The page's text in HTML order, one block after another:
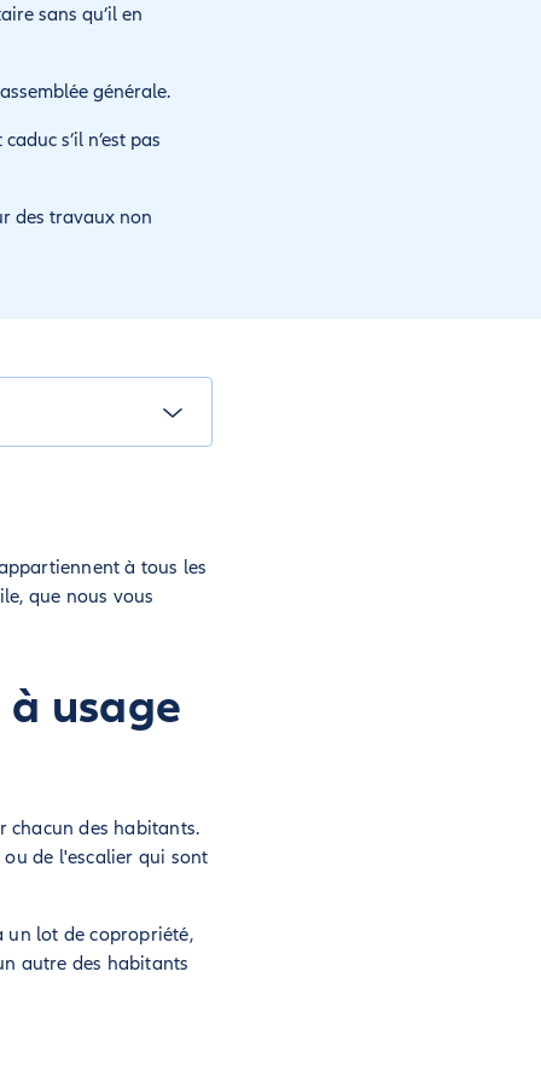
sans qu’il en
générale.
s’il n’est pas
des travaux non
à tous les
que nous vous
usage
chacun des habitants.
de l'escalier qui sont
un lot de copropriété,
autre des habitants